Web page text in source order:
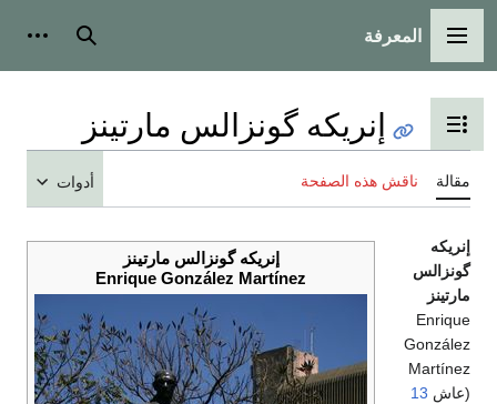
القائمة الرئيسية
المعرفة بحث
تبديل عرض جدول المحتويات
إنريكه گونزالس مارتينز
مقالة ناقش هذه الصفحة أدوات
إنريكه گونزالس مارتينز
Enrique González Martínez
إنريكه
گونزالس
مارتينز
Enrique
González
Martínez
(عاش 13